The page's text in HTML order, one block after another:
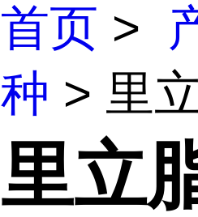
首页 >
种 > 里
里立